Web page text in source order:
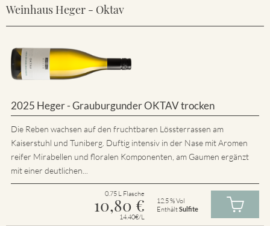
Weinhaus Heger - Oktav
2025 Heger - Grauburgunder OKTAV trocken
Die Reben wachsen auf den fruchtbaren Lössterrassen am
Kaiserstuhl und Tuniberg. Duftig intensiv in der Nase mit Aromen
reifer Mirabellen und floralen Komponenten, am Gaumen ergänzt
mit einer deutlichen...
0.75 L Flasche
10,80 €
14.40€/L
12.5 % Vol
EnthältSulfite